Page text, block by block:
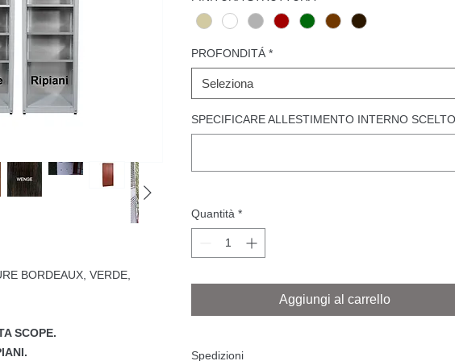
BORDEAUX, VERDE,
SCOPE.
PROFONDITÁ *
Seleziona
SPECIFICARE ALLESTIMENTO INTERNO SCELTO
Quantità *
Aggiungi al carrello
Spedizioni